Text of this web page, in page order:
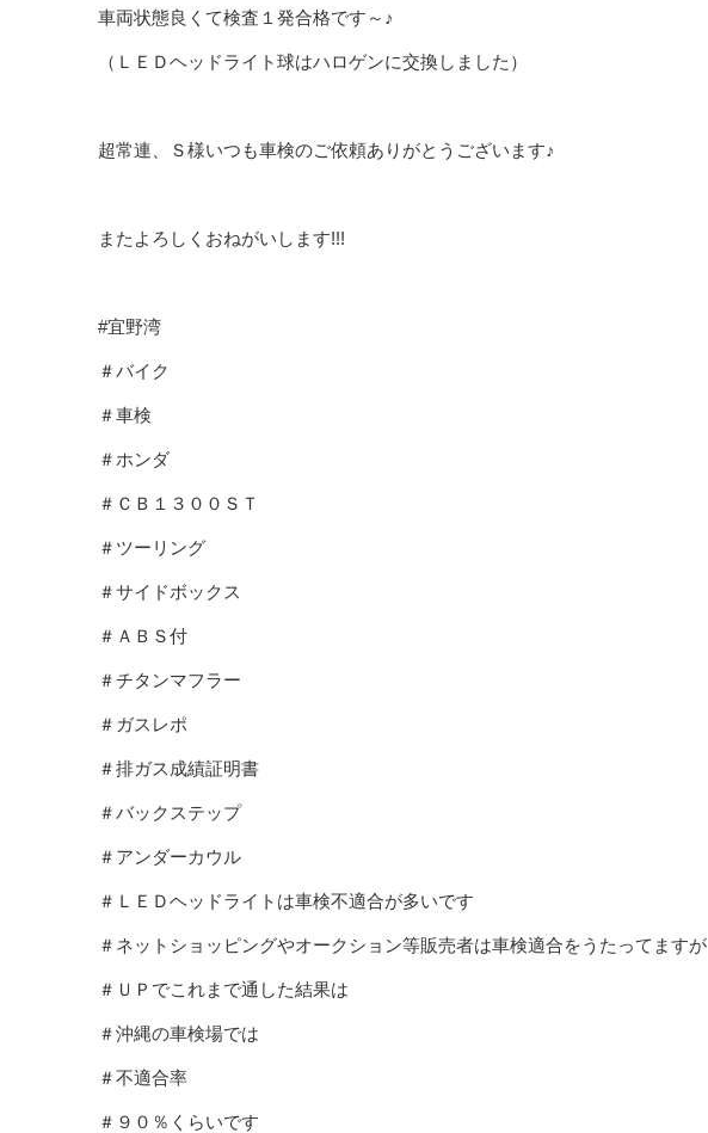
車両状態良くて検査１発合格です～♪
（ＬＥＤヘッドライト球はハロゲンに交換しました）
超常連、Ｓ様いつも車検のご依頼ありがとうございます♪
またよろしくおねがいします!!!
#宜野湾
＃バイク
＃車検
＃ホンダ
＃ＣＢ１３００ＳＴ
＃ツーリング
＃サイドボックス
＃ＡＢＳ付
＃チタンマフラー
＃ガスレポ
＃排ガス成績証明書
＃バックステップ
＃アンダーカウル
＃ＬＥＤヘッドライトは車検不適合が多いです
＃ネットショッピングやオークション等販売者は車検適合をうたってますが
＃ＵＰでこれまで通した結果は
＃沖縄の車検場では
＃不適合率
＃９０％くらいです